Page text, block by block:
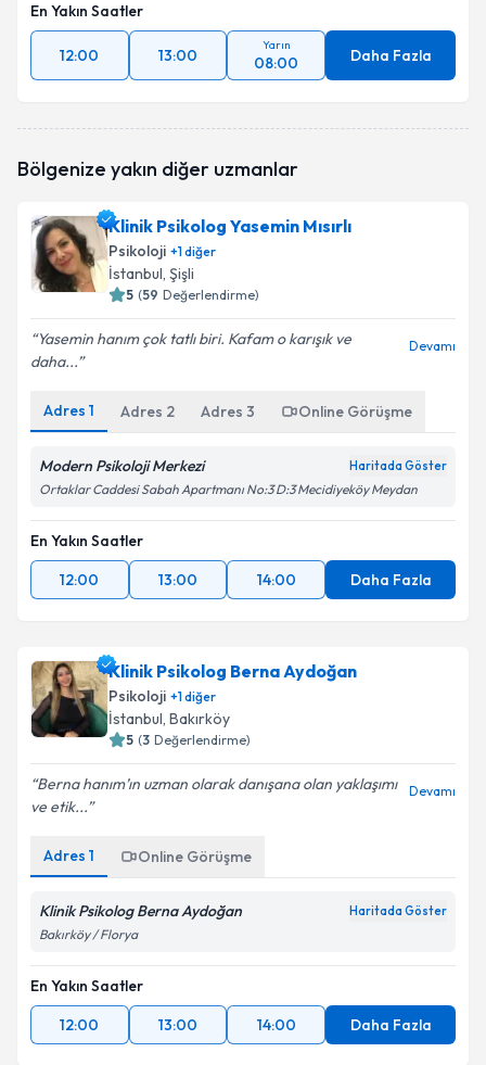
En Yakın Saatler
12:00 13:00
Yarın
08:00 Daha Fazla
Bölgenize yakın diğer uzmanlar
Klinik Psikolog Yasemin Mısırlı
Psikoloji +1diğer
İstanbul, Şişli
5 (59 Değerlendirme)
Yasemin hanım çok tatlı biri. Kafam o karışık ve
daha...
Devamı
Adres 1 Adres 2 Adres 3 Online Görüşme
Modern Psikoloji Merkezi Haritada Göster
Ortaklar Caddesi Sabah Apartmanı No:3 D:3 Mecidiyeköy Meydan
En Yakın Saatler
12:00
13:00 14:00 Daha Fazla
Klinik Psikolog Berna Aydoğan
Psikoloji +1diğer
İstanbul, Bakırköy
5 (3 Değerlendirme)
Berna hanım’ın uzman olarak danışana olan yaklaşımı
ve etik...
Devamı
Adres 1 Online Görüşme
Klinik Psikolog Berna Aydoğan Haritada Göster
Bakırköy / Florya
En Yakın Saatler
12:00
13:00 14:00 Daha Fazla